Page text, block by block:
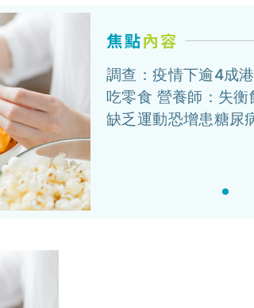
調查：疫情下逾4成
吃零食 營養師：失衡
缺乏運動恐增患糖尿